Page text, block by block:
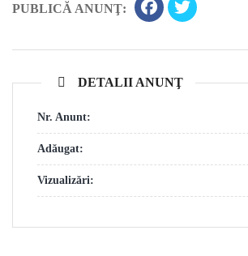
PUBLICĂ ANUNŢ:
DETALII ANUNŢ
Nr. Anunt:
Adăugat:
Vizualizări: